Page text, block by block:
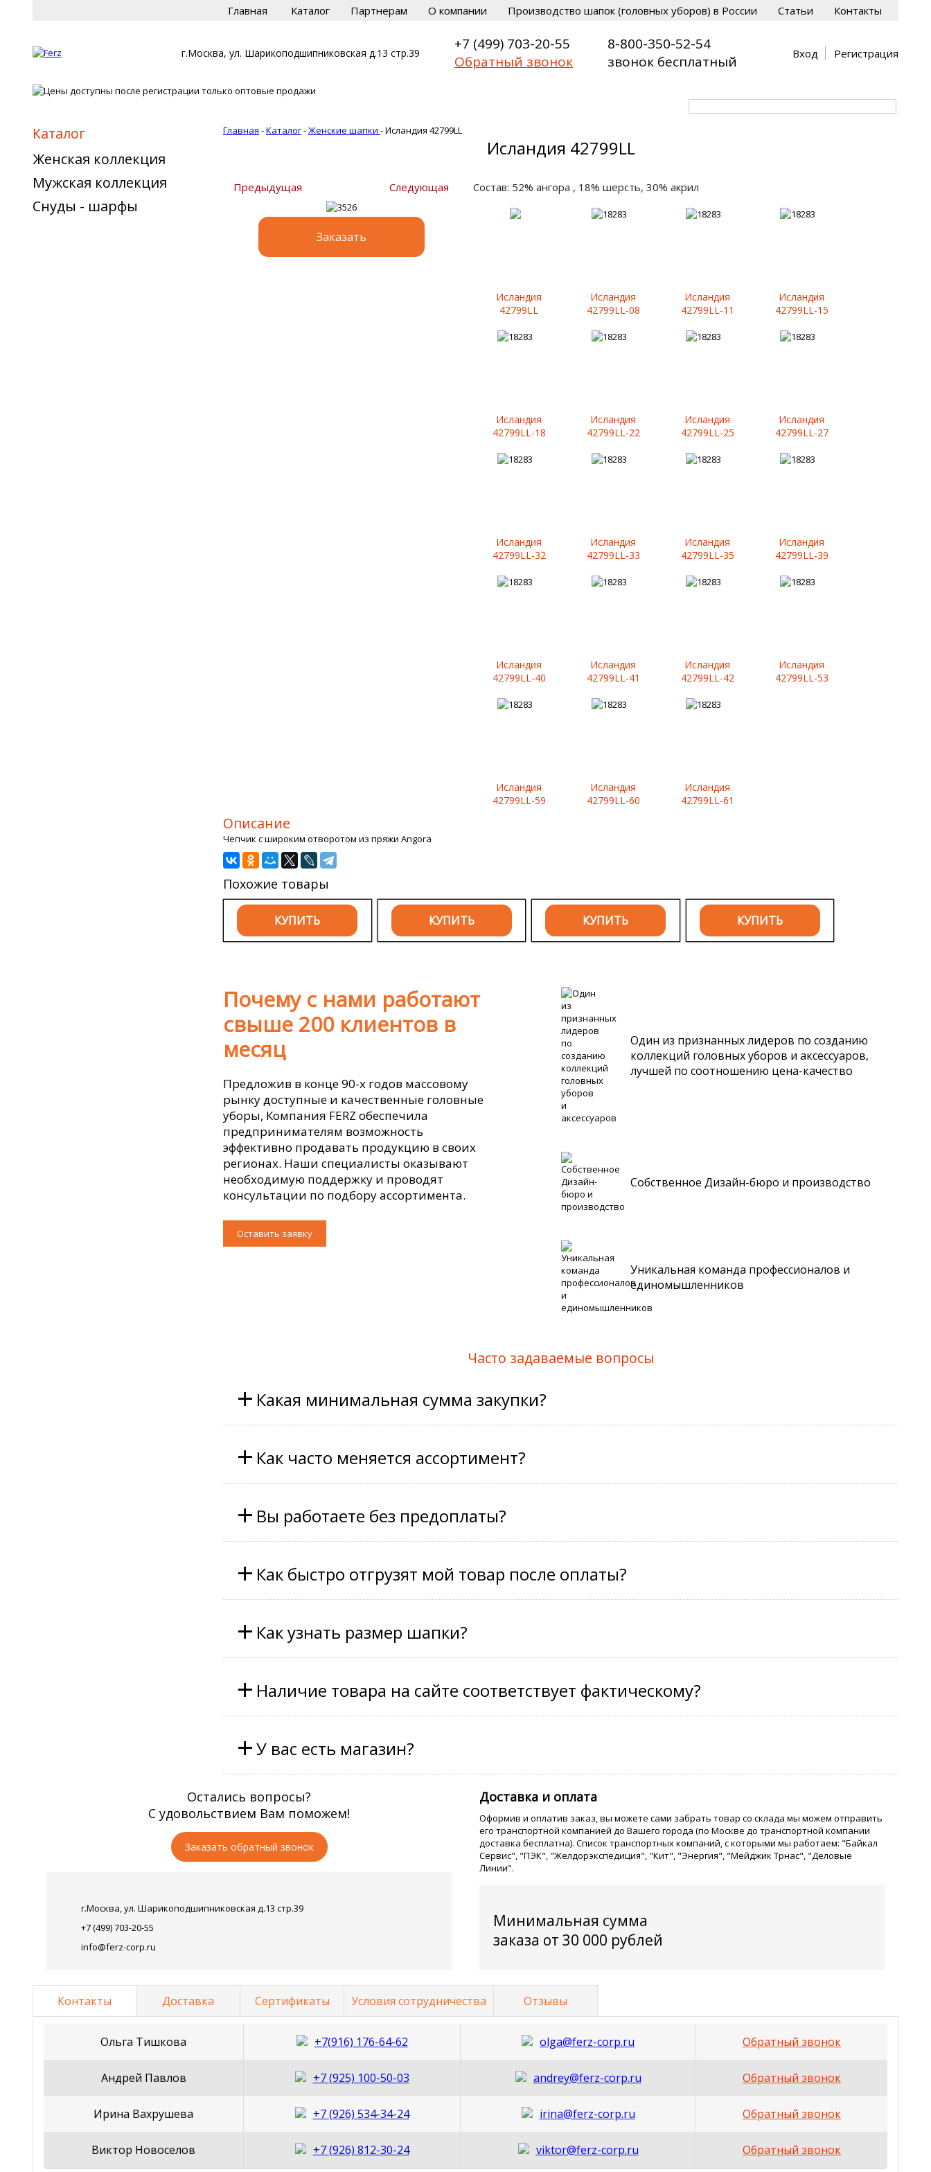
Главная Каталог Партнерам О компании Производство шапок (головных уборов) в России Статьи Контакты
г.Москва, ул. Шарикоподшипниковская д.13 стр.39
+7 (499) 703-20-55
Обратный звонок
8-800-350-52-54
звонок бесплатный
Вход Регистрация
Каталог
Женская коллекция
Мужская коллекция
Снуды - шарфы
Главная -Каталог-Женские шапки -Исландия 42799LL
Исландия 42799LL
Предыдущая Следующая
Заказать
Состав: 52% ангора , 18% шерсть, 30% акрил
Исландия
42799LL
Исландия
42799LL-08
Исландия
42799LL-11
Исландия
42799LL-15
Исландия
42799LL-18
Исландия
42799LL-22
Исландия
42799LL-25
Исландия
42799LL-27
Исландия
42799LL-32
Исландия
42799LL-33
Исландия
42799LL-35
Исландия
42799LL-39
Исландия
42799LL-40
Исландия
42799LL-41
Исландия
42799LL-42
Исландия
42799LL-53
Исландия
42799LL-59
Исландия
42799LL-60
Исландия
42799LL-61
Описание
Чепчик с широким отворотом из пряжи Angora
Похожие товары
КУПИТЬ КУПИТЬ КУПИТЬ КУПИТЬ
Почему с нами работают
свыше 200 клиентов в
месяц
Предложив в конце 90-х годов массовому
рынку доступные и качественные головные
уборы, Компания FERZ обеспечила
предпринимателям возможность
эффективно продавать продукцию в своих
регионах. Наши специалисты оказывают
необходимую поддержку и проводят
консультации по подбору ассортимента.
Оставить заявку
Один из признанных лидеров по созданию
коллекций головных уборов и аксессуаров,
лучшей по соотношению цена-качество
Собственное Дизайн-бюро и производство
Уникальная команда профессионалов и
единомышленников
Часто задаваемые вопросы
+ Какая минимальная сумма закупки?
+ Как часто меняется ассортимент?
+ Вы работаете без предоплаты?
+ Как быстро отгрузят мой товар после оплаты?
+ Как узнать размер шапки?
+ Наличие товара на сайте соответствует фактическому?
+У вас есть магазин?
Остались вопросы?
С удовольствием Вам поможем!
Заказать обратный звонок
г.Москва, ул. Шарикоподшипниковская д.13 стр.39
+7 (499) 703-20-55
info@ferz-corp.ru
Доставка и оплата
Оформив и оплатив заказ, вы можете сами забрать товар со склада мы можем отправить
его транспортной компанией до Вашего города (по Москве до транспортной компании
доставка бесплатна). Список транспортных компаний, с которыми мы работаем: "Байкал
Сервис", "ПЭК", "Желдорэкспедиция", "Кит", "Энергия", "Мейджик Трнас", "Деловые
Линии".
Минимальная сумма
заказа от 30 000 рублей
Контакты Доставка Сертификаты Условия сотрудничества Отзывы
Ольга Тишкова +7(916) 176-64-62 olga@ferz-corp.ru Обратный звонок
Андрей Павлов +7 (925) 100-50-03 andrey@ferz-corp.ru Обратный звонок
Ирина Вахрушева +7 (926) 534-34-24 irina@ferz-corp.ru Обратный звонок
Виктор Новоселов +7 (926) 812-30-24 viktor@ferz-corp.ru Обратный звонок